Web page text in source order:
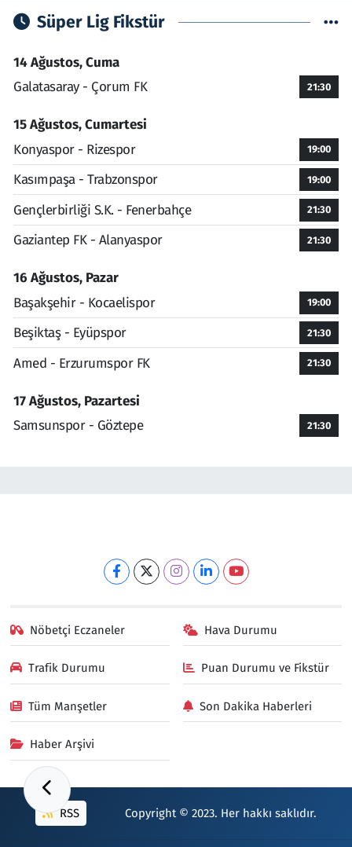
Süper Lig Fikstür
14 Ağustos, Cuma
Galatasaray - Çorum FK
21:30
15 Ağustos, Cumartesi
Konyaspor - Rizespor
19:00
Kasımpaşa - Trabzonspor 19:00
Gençlerbirliği S.K. - Fenerbahçe 21:30
Gaziantep FK - Alanyaspor 21:30
16 Ağustos, Pazar
Başakşehir - Kocaelispor
19:00
Beşiktaş - Eyüpspor 21:30
Amed - Erzurumspor FK 21:30
17 Ağustos, Pazartesi
Samsunspor - Göztepe
21:30
Nöbetçi Eczaneler Hava Durumu
Trafik Durumu Puan Durumu ve Fikstür
Tüm Manşetler Son Dakika Haberleri
Haber Arşivi
RSS Copyright © 2023. Her hakkı saklıdır.